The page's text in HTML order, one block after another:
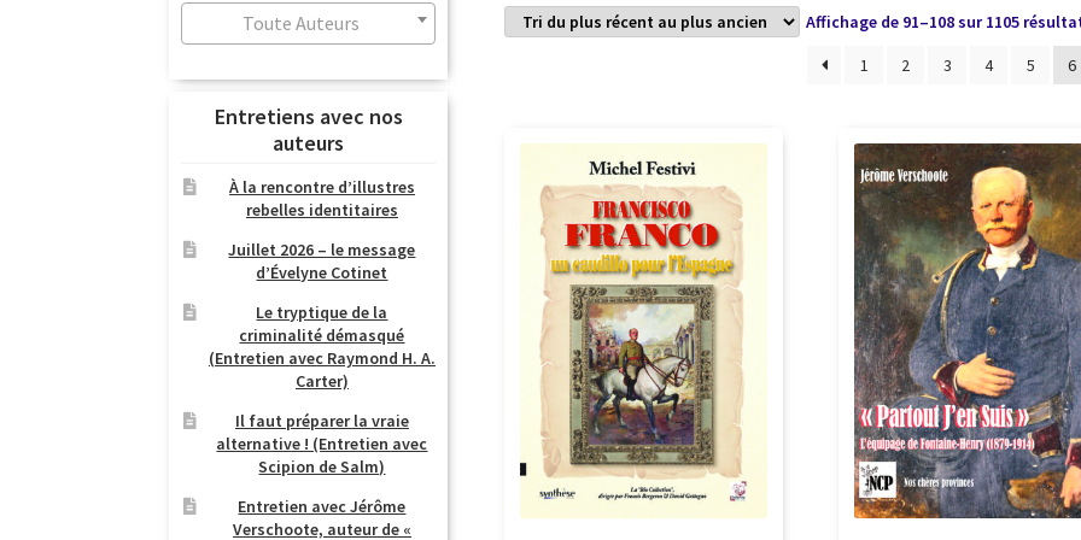
Affichage de 91–108 sur 1105
1 2 3 4 5 6
Toute Auteurs
Entretiens avec nos
auteurs
À la rencontre d’illustres
rebelles identitaires
Juillet 2026 – le message
d’Évelyne Cotinet
Le tryptique de la
criminalité démasqué
(Entretien avec Raymond H. A.
Carter)
Il faut préparer la vraie
alternative ! (Entretien avec
Scipion de Salm)
Entretien avec Jérôme
Verschoote, auteur de «